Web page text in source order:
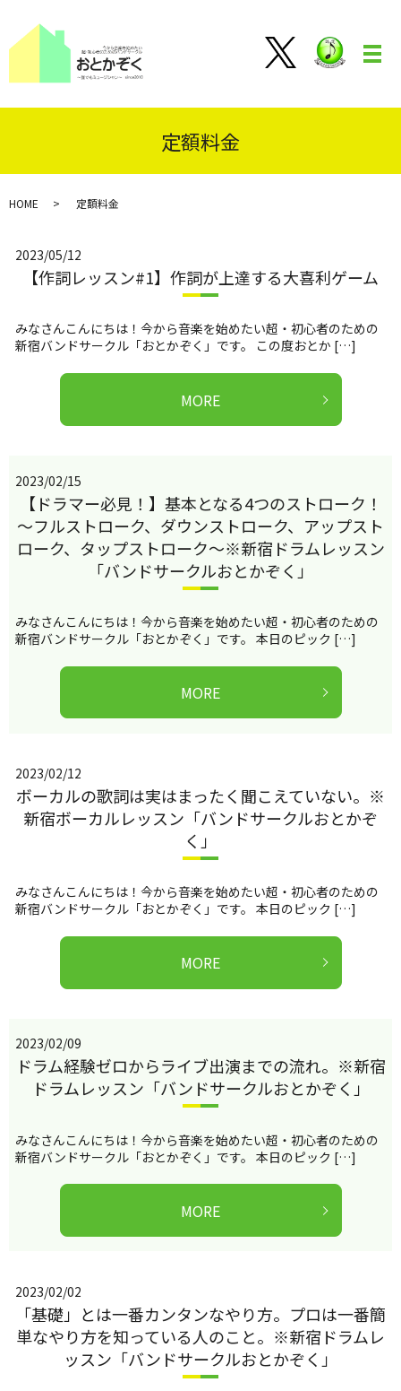
メ
定額料金
HOME 定額料金
2023/05/12
【作詞レッスン#1】作詞が上達する大喜利ゲーム
みなさんこんにちは！今から音楽を始めたい超・初心者のための
新宿バンドサークル「おとかぞく」です。 この度おとか […]
MORE
2023/02/15
【ドラマー必見！】基本となる4つのストローク！
～フルストローク、ダウンストローク、アップスト
ローク、タップストローク～※新宿ドラムレッスン
「バンドサークルおとかぞく」
みなさんこんにちは！今から音楽を始めたい超・初心者のための
新宿バンドサークル「おとかぞく」です。 本日のピック […]
MORE
2023/02/12
ボーカルの歌詞は実はまったく聞こえていない。※
新宿ボーカルレッスン「バンドサークルおとかぞ
く」
みなさんこんにちは！今から音楽を始めたい超・初心者のための
新宿バンドサークル「おとかぞく」です。 本日のピック […]
MORE
2023/02/09
ドラム経験ゼロからライブ出演までの流れ。※新宿
ドラムレッスン「バンドサークルおとかぞく」
みなさんこんにちは！今から音楽を始めたい超・初心者のための
新宿バンドサークル「おとかぞく」です。 本日のピック […]
MORE
2023/02/02
「基礎」とは一番カンタンなやり方。プロは一番簡
単なやり方を知っている人のこと。※新宿ドラムレ
ッスン「バンドサークルおとかぞく」